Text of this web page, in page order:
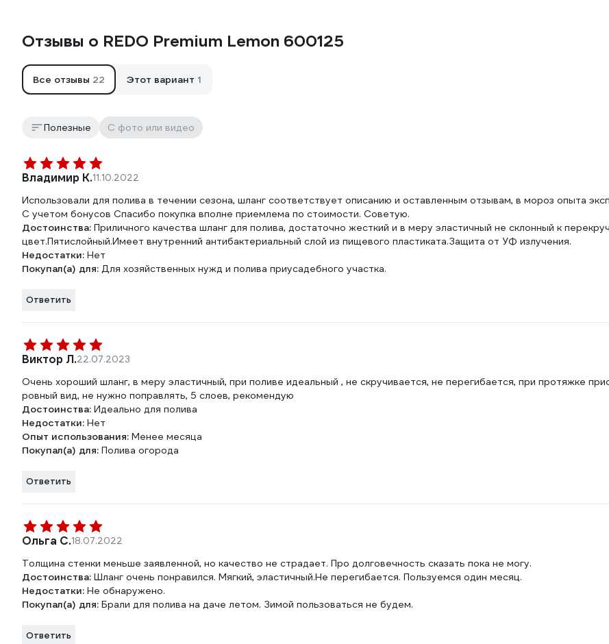
Отзывы о REDO Premium Lemon 600125
Все отзывы 22 Этот вариант 1
Полезные С фото или видео
Владимир К.11.10.2022
Использовали для полива в течении сезона, шланг соответствует описанию и оставленным отзывам, в мороз опыта
С учетом бонусов Спасибо покупка вполне приемлема по стоимости. Советую.
Достоинства: Приличного качества шланг для полива, достаточно жесткий и в меру эластичный не склонный к
цвет.Пятислойный.Имеет внутренний антибактериальный слой из пищевого пластиката.Защита от УФ излучения.
Недостатки: Нет
Покупал(а) для: Для хозяйственных нужд и полива приусадебного участка.
Ответить
Виктор Л.22.07.2023
Очень хороший шланг, в меру эластичный, при поливе идеальный , не скручивается, не перегибается, при протяжке
ровный вид, не нужно поправлять, 5 слоев, рекомендую
Достоинства: Идеально для полива
Недостатки: Нет
Опыт использования: Менее месяца
Покупал(а) для: Полива огорода
Ответить
Ольга С.18.07.2022
Толщина стенки меньше заявленной, но качество не страдает. Про долговечность сказать пока не могу.
Достоинства: Шланг очень понравился. Мягкий, эластичный.Не перегибается. Пользуемся один месяц.
Недостатки: Не обнаружено.
Покупал(а) для: Брали для полива на даче летом. Зимой пользоваться не будем.
Ответить